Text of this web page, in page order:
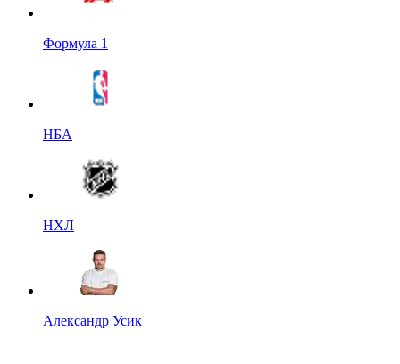
Формула 1
НБА
НХЛ
Александр Усик